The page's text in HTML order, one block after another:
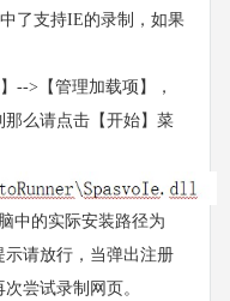
了支持IE的录制，如果
-->【管理加载项】，
么请点击【开始】菜
中的实际安装路径为
请放行，当弹出注册
尝试录制网页。